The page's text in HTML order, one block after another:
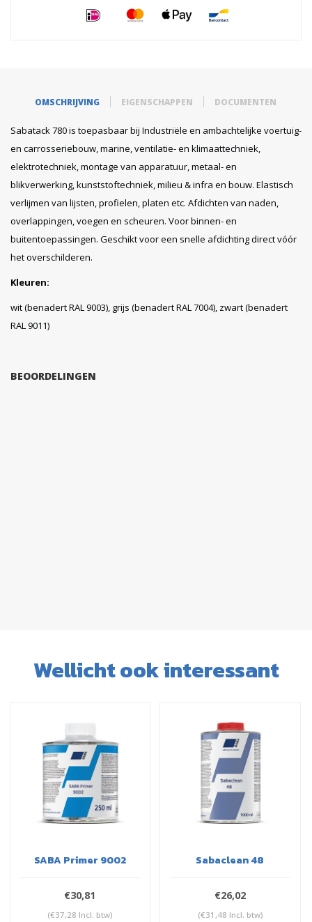
OMSCHRIJVING EIGENSCHAPPEN DOCUMENTEN
Sabatack 780 is toepasbaar bij Industriële en ambachtelijke voertuig-
en carrosseriebouw, marine, ventilatie- en klimaattechniek,
elektrotechniek, montage van apparatuur, metaal- en
blikverwerking, kunststoftechniek, milieu & infra en bouw. Elastisch
verlijmen van lijsten, profielen, platen etc. Afdichten van naden,
overlappingen, voegen en scheuren. Voor binnen- en
buitentoepassingen. Geschikt voor een snelle afdichting direct vóór
het overschilderen.
Kleuren:
wit (benadert RAL 9003), grijs (benadert RAL 7004), zwart (benadert
RAL 9011)
BEOORDELINGEN
Wellicht ook interessant
SABA Primer 9002
€30,81
(€37,28 Incl. btw)
Sabaclean 48
€26,02
(€31,48 Incl. btw)